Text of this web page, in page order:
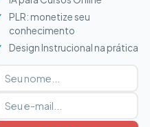
PLR: monetize seu
conhecimento
Design Instrucional na prática
Digite seu nome
Digite seu e-mail